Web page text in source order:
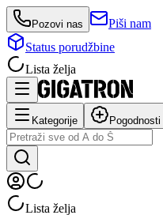
Pozovi nas
Piši nam
Status porudžbine
Lista želja
Kategorije Pogodnosti
Lista želja